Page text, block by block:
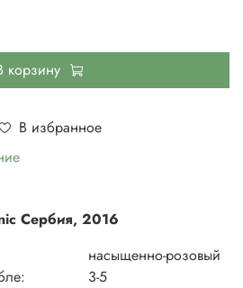
В избранное
корзину
Сербия, 2016
насыщенно-розовый
3-5